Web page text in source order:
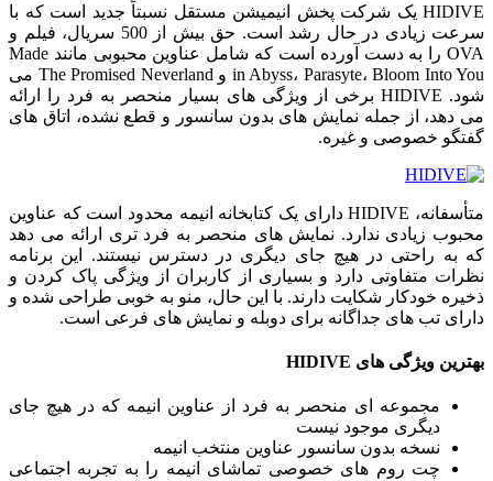
HIDIVE یک شرکت پخش انیمیشن مستقل نسبتاً جدید است که با
سرعت زیادی در حال رشد است. حق بیش از 500 سریال، فیلم و
OVA را به دست آورده است که شامل عناوین محبوبی مانند Made
in Abyss، Parasyte، Bloom Into You و The Promised Neverland می
شود. HIDIVE برخی از ویژگی های بسیار منحصر به فرد را ارائه
می دهد، از جمله نمایش های بدون سانسور و قطع نشده، اتاق های
گفتگو خصوصی و غیره.
متأسفانه، HIDIVE دارای یک کتابخانه انیمه محدود است که عناوین
محبوب زیادی ندارد. نمایش های منحصر به فرد تری ارائه می دهد
که به راحتی در هیچ جای دیگری در دسترس نیستند. این برنامه
نظرات متفاوتی دارد و بسیاری از کاربران از ویژگی پاک کردن و
ذخیره خودکار شکایت دارند. با این حال، منو به خوبی طراحی شده و
دارای تب های جداگانه برای دوبله و نمایش های فرعی است.
بهترین ویژگی های HIDIVE
مجموعه ای منحصر به فرد از عناوین انیمه که در هیچ جای
دیگری موجود نیست
نسخه بدون سانسور عناوین منتخب انیمه
چت روم های خصوصی تماشای انیمه را به تجربه اجتماعی